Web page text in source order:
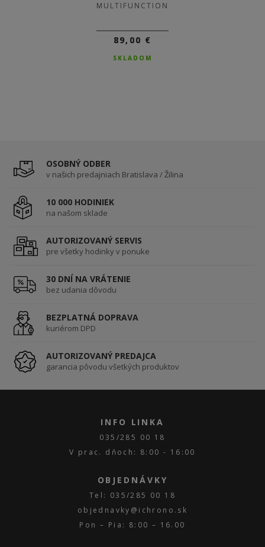
MULTIFUNCTION
89,00 €
SKLADOM
MULTIFUNCTION
89,00 €
SKLADOM
OSOBNÝ ODBER
v našich predajniach Bratislava / Žilina
10 000 HODINIEK
na našom sklade
AUTORIZOVANÝ SERVIS
pre všetky hodinky v ponuke
30 DNÍ NA VRÁTENIE
bez udania dôvodu
BEZPLATNÁ DOPRAVA
kuriérom DPD
AUTORIZOVANÝ PREDAJCA
garancia pôvodu všetkých produktov
INFO LINKA
035/285 00 18
V prac. dňoch: 8:00 - 16:00
OBJEDNÁVKY
Tel: 035/285 00 18
objednavky@ichrono.sk
Pon – Pia: 8:00 – 16.00